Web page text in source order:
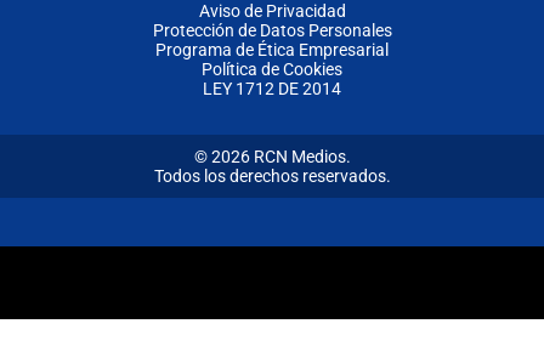
Aviso de Privacidad
Protección de Datos Personales
Programa de Ética Empresarial
Política de Cookies
LEY 1712 DE 2014
© 2026 RCN Medios.
Todos los derechos reservados.